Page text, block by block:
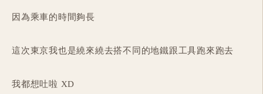
因為乘車的時間夠長
這次東京我也是繞來繞去搭不同的地鐵跟工具跑來跑去
我都想吐啦 XD